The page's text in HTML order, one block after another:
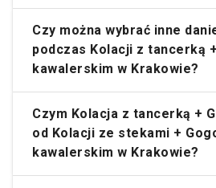
Czy można wybrać inne
podczas Kolacji z tancerką
kawalerskim w Krakowie?
Czym Kolacja z tancerką +
od Kolacji ze stekami +
kawalerskim w Krakowie?